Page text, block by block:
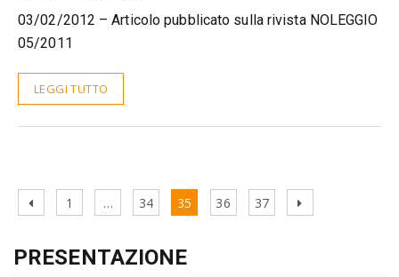
03/02/2012 – Articolo pubblicato sulla rivista NOLEGGIO
05/2011
LEGGI TUTTO
Paginazione
articoli
PaginaPage
1 … Page
34 Page
35 Page
36 Page
37
Pagina
PRESENTAZIONE